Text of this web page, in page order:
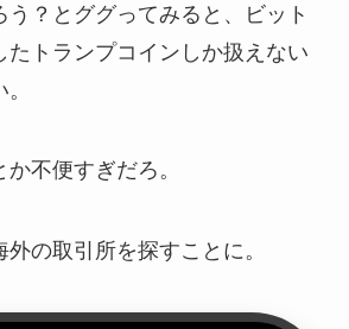
う？とググってみると、ビット
たトランプコインしか扱えない
不便すぎだろ。
の取引所を探すことに。